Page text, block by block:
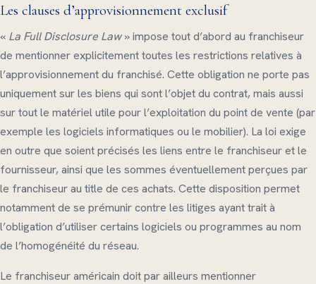
Les clauses d’approvisionnement exclusif
« La Full Disclosure Law» impose tout d’abord au franchiseur
de mentionner explicitement toutes les restrictions relatives à
l’approvisionnement du franchisé. Cette obligation ne porte pas
uniquement sur les biens qui sont l’objet du contrat, mais aussi
sur tout le matériel utile pour l’exploitation du point de vente (par
exemple les logiciels informatiques ou le mobilier). La loi exige
en outre que soient précisés les liens entre le franchiseur et le
fournisseur, ainsi que les sommes éventuellement perçues par
le franchiseur au title de ces achats. Cette disposition permet
notamment de se prémunir contre les litiges ayant trait à
l’obligation d’utiliser certains logiciels ou programmes au nom
de l’homogénéité du réseau.
Le franchiseur américain doit par ailleurs mentionner